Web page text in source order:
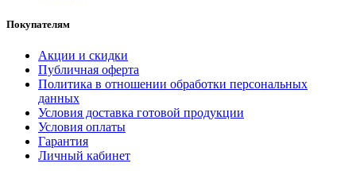
Покупателям
Акции и скидки
Публичная оферта
Политика в отношении обработки персональных
данных
Условия доставка готовой продукции
Условия оплаты
Гарантия
Личный кабинет